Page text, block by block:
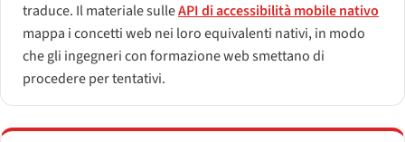
traduce. Il materiale sulleAPI di accessibilità mobile nativo
mappa i concetti web nei loro equivalenti nativi, in modo
che gli ingegneri con formazione web smettano di
procedere per tentativi.